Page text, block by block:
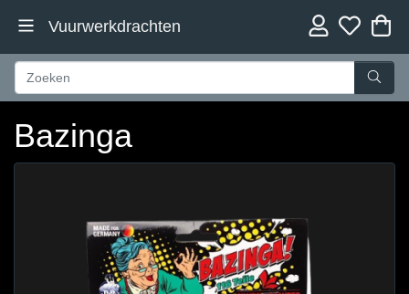
Vuurwerkdrachten
Bazinga